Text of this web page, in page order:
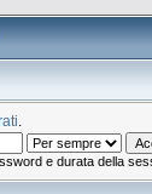
e durata della